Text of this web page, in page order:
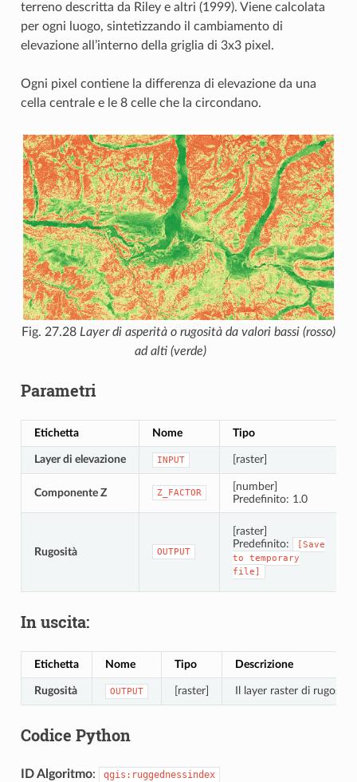
terreno descritta da Riley e altri (1999). Viene calcolata
per ogni luogo, sintetizzando il cambiamento di
elevazione all’interno della griglia di 3x3 pixel.
Ogni pixel contiene la differenza di elevazione da una
cella centrale e le 8 celle che la circondano.
Fig. 27.28 Layer di asperità o rugosità da valori bassi (rosso)
ad alti (verde)
Parametri
Etichetta Nome Tipo
Layer di elevazione INPUT [raster]
Componente Z Z_FACTOR
[number]
Predefinito: 1.0
Rugosità OUTPUT
[raster]
Predefinito:
[Save
to
temporary
file]
In uscita:
Etichetta Nome Tipo Descrizione
Rugosità OUTPUT [raster] Il layer raster di rugosità
Codice Python
ID Algoritmo: qgis:ruggednessindex